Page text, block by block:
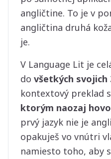
angličtine. To je v
angličtina druhá
je.
V Language Lit je
do všetkých svojich
kontextový preklad
ktorým naozaj
prvý jazyk nie je
opakuješ vo vnútri
namiesto toho, aby